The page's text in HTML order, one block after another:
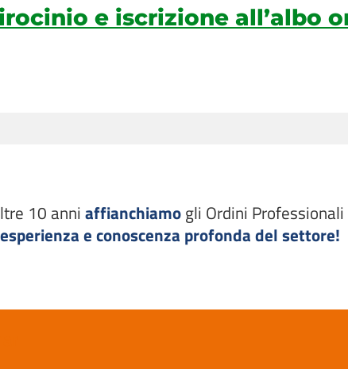
le novità per
10 anni affianchiamogli Ordini Professionali
esperienza e conoscenza profonda del settore!